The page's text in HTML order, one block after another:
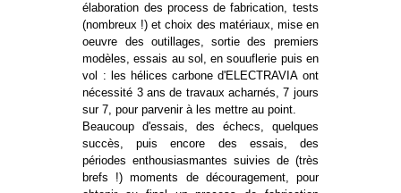
élaboration des process de fabrication, tests
(nombreux !) et choix des matériaux, mise en
oeuvre des outillages, sortie des premiers
modèles, essais au sol, en souuflerie puis en
vol : les hélices carbone d'ELECTRAVIA ont
nécessité 3 ans de travaux acharnés, 7 jours
sur 7, pour parvenir à les mettre au point.
Beaucoup d'essais, des échecs, quelques
succès, puis encore des essais, des
périodes enthousiasmantes suivies de (très
brefs !) moments de découragement, pour